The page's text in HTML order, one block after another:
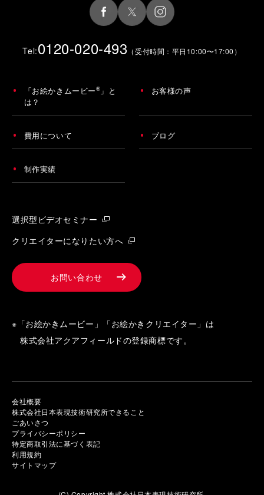
Tel:0120-020-493 （受付時間：平日10:00〜17:00）
「お絵かきムービー® 」と
は？
お客様の声
費用について ブログ
制作実績
選択型ビデオセミナー
クリエイターになりたい方へ
お問い合わせ
※「お絵かきムービー」「お絵かきクリエイター」は
株式会社アクアフィールドの登録商標です。
会社概要
株式会社日本表現技術研究所できること
ごあいさつ
プライバシーポリシー
特定商取引法に基づく表記
利用規約
サイトマップ